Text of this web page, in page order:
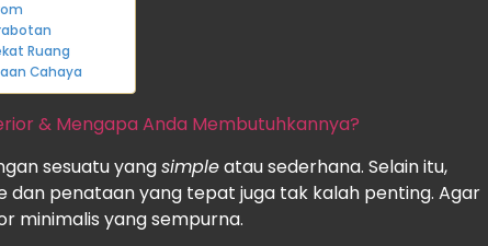
Ruang
Cahaya
& Mengapa Anda Membutuhkannya?
sesuatu yangsimpleatau sederhana. Selain itu,
dan penataan yang tepat juga tak kalah penting. Agar
minimalis yang sempurna.